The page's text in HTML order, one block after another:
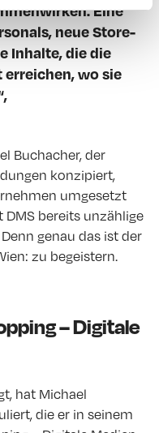
Eine
neue Store-
Inhalte, die die
wo sie
Buchacher, der
konzipiert,
umgesetzt
DMS bereits unzählige
genau das ist der
zu begeistern.
– Digitale
hat Michael
die er in seinem